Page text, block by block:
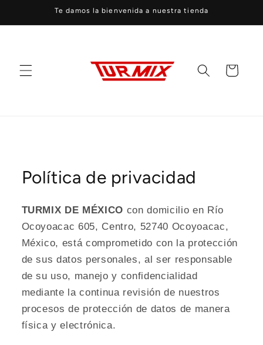
directamente
al contenido
Te damos la bienvenida a nuestra tienda
Carrito
Política de privacidad
TURMIX DE MÉXICO con domicilio en Río
Ocoyoacac 605, Centro, 52740 Ocoyoacac,
México, está comprometido con la protección
de sus datos personales, al ser responsable
de su uso, manejo y confidencialidad
mediante la continua revisión de nuestros
procesos de protección de datos de manera
física y electrónica.